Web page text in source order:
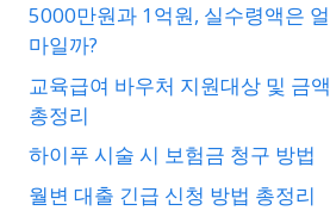
5000만원과 1억원, 실수령액은 얼
마일까?
교육급여 바우처 지원대상 및 금액
총정리
하이푸 시술 시 보험금 청구 방법
월변 대출 긴급 신청 방법 총정리